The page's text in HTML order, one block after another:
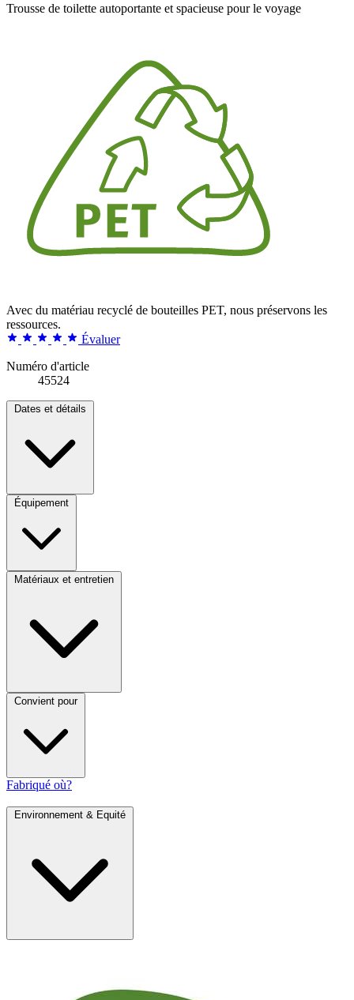
Trousse de toilette autoportante et spacieuse pour le voyage
Avec du matériau recyclé de bouteilles PET, nous préservons les
ressources.
Évaluer
Numéro d'article
45524
Dates et détails
Équipement
Matériaux et entretien
Convient pour
Fabriqué où?
Environnement & Equité